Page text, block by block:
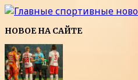
НОВОЕ НА САЙТЕ